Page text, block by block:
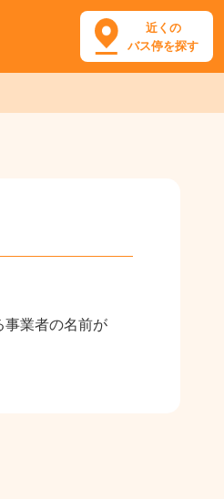
近くの
バス停を探す
事業者の名前が